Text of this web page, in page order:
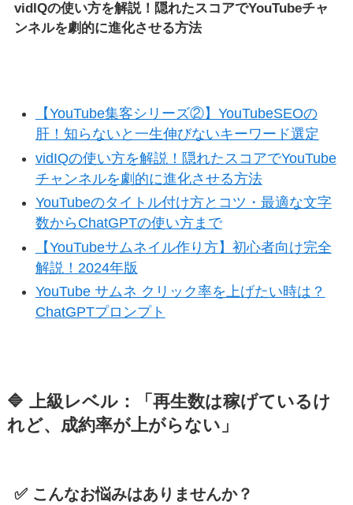
vidIQの使い方を解説！隠れたスコアでYouTubeチャ
ンネルを劇的に進化させる方法
【YouTube集客シリーズ②】YouTubeSEOの
肝！知らないと一生伸びないキーワード選定
vidIQの使い方を解説！隠れたスコアでYouTube
チャンネルを劇的に進化させる方法
YouTubeのタイトル付け方とコツ・最適な文字
数からChatGPTの使い方まで
【YouTubeサムネイル作り方】初心者向け完全
解説！2024年版
YouTube サムネ クリック率を上げたい時は？
ChatGPTプロンプト
🔷 上級レベル：「再生数は稼げているけ
れど、成約率が上がらない」
✅ こんなお悩みはありませんか？